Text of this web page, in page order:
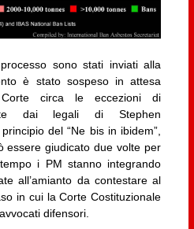
sono stati inviati alla
è stato sospeso in attesa
circa le eccezioni di
dai legali di Stephen
del “Ne bis in ibidem”,
essere giudicato due volte per
i PM stanno integrando
all’amianto da contestare al
in cui la Corte Costituzionale
difensori.